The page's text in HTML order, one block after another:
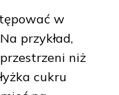
w
przykład,
niż
cukru